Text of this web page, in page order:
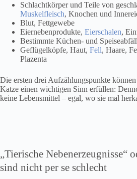
Schlachtkörper und Teile von
Muskelfleisch, Knochen und
Blut, Fettgewebe
Eiernebenprodukte, Eierschalen,
Bestimmte Küchen- und
Geflügelköpfe, Haut, Fell, Haare,
Plazenta
Die ersten drei Aufzählungspunkte
Katze einen wichtigen Sinn erfüllen:
keine Lebensmittel – egal, wo sie mal
„Tierische Nebenerzeugnisse“
sind nicht per se schlecht